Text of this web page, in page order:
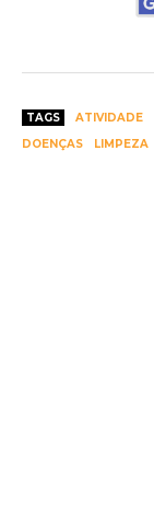
TAGS ATIVIDADE
DOENÇAS
LIMPEZA